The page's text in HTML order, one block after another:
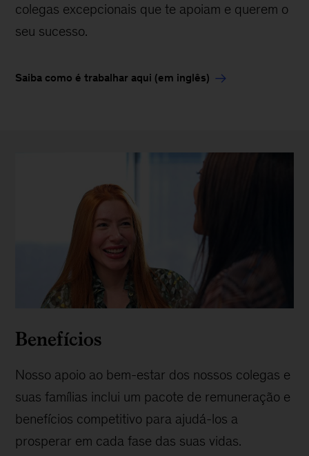
colegas excepcionais que te apoiam e querem o
seu sucesso.
Saiba como é trabalhar aqui (em inglês)
Benefícios
Nosso apoio ao bem-estar dos nossos colegas e
suas famílias inclui um pacote de remuneração e
benefícios competitivo para ajudá-los a
prosperar em cada fase das suas vidas.